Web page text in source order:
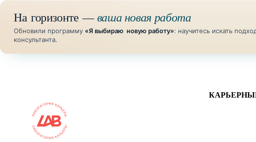
На горизонте —ваша новая работа
Обновили программу «Я выбираю новую работу»: научитесь искать
консультанта.